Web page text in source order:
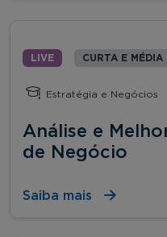
LIVE CURTA E MÉDIA
Estratégia e Negócios
Análise e
de Negócio
Saiba mais